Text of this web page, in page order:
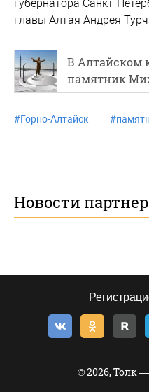
губернатора Санкт-
главы Алтая Андрея
В Алтайском
памятник
#Горно-Алтайск #
Новости
© 2026, Толк